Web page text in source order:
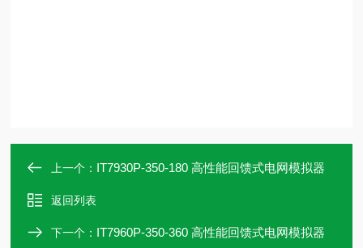
上一个： IT7930P-350-180 高性能回馈式电网模拟器
返回列表
下一个： IT7960P-350-360 高性能回馈式电网模拟器